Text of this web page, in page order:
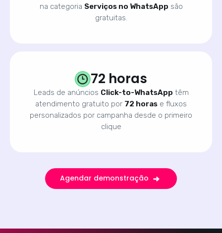
na categoria Serviços no WhatsApp são
gratuitas.
72 horas
Leads de anúncios Click-to-WhatsApp têm
atendimento gratuito por 72 horas e fluxos
personalizados por campanha desde o primeiro
clique
Agendar demonstração